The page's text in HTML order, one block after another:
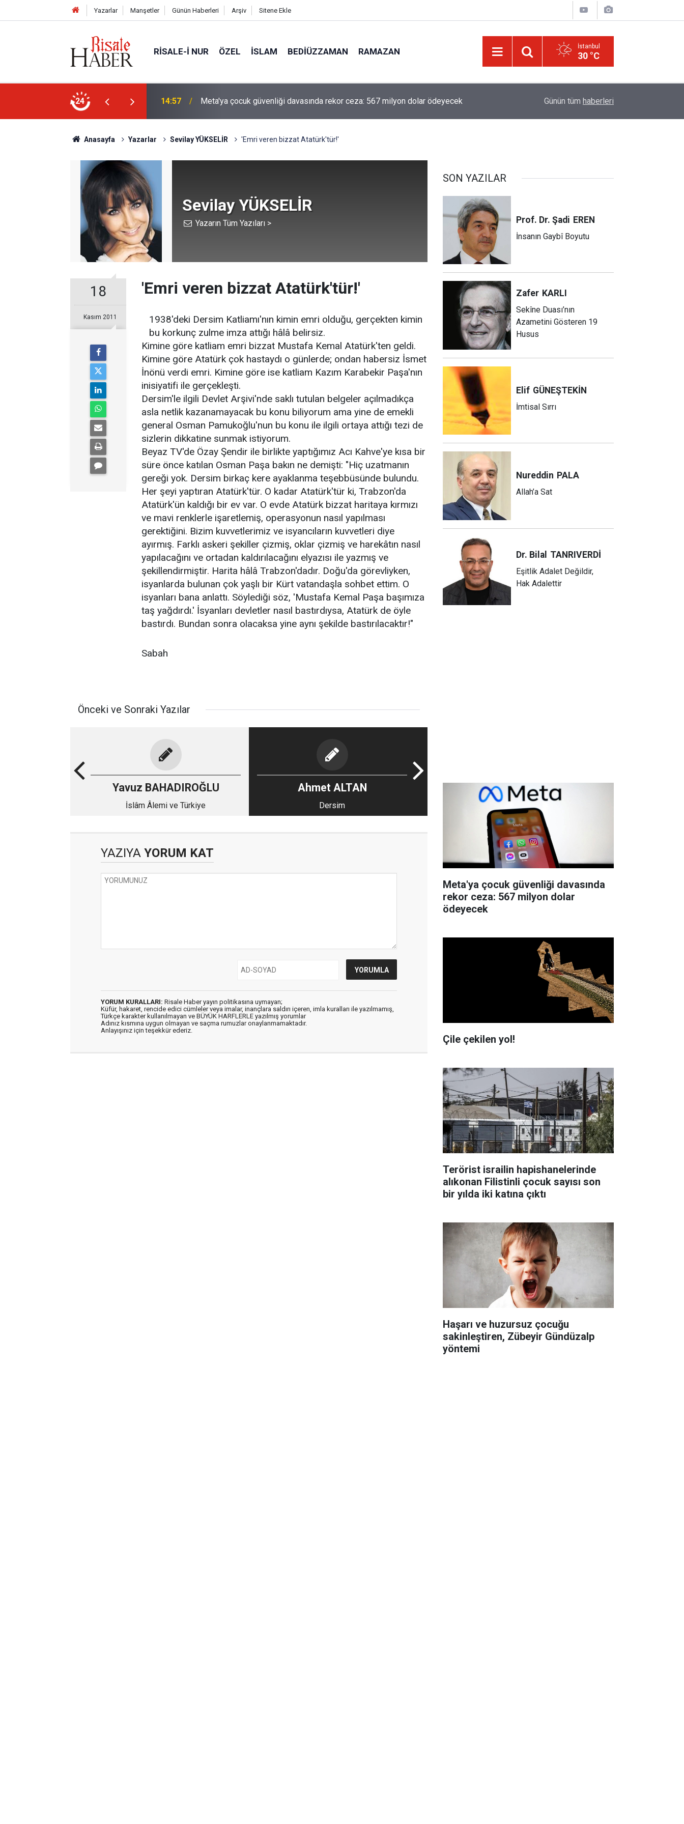
Yazarlar Manşetler Günün Haberleri Arşiv Sitene Ekle
RISALE-I NUR ÖZEL İSLAM BEDIÜZZAMAN RAMAZAN İstanbul
30 °C
24
rekor ceza: 567 milyon dolar ödeyecek 13:40 Çile çekilen yol!
iki katına çıktı
Günün tüm haberleri
Anasayfa Yazarlar Sevilay YÜKSELİR 'Emri veren bizzat Atatürk'tür!'
Sevilay YÜKSELİR
Yazarın Tüm Yazıları >
18
Kasım 2011
'Emri veren bizzat Atatürk'tür!'
1938'deki Dersim Katliamı'nın kimin emri olduğu, gerçekten kimin
bu korkunç zulme imza attığı hâlâ belirsiz.
Kimine göre katliam emri bizzat Mustafa Kemal Atatürk'ten geldi.
Kimine göre Atatürk çok hastaydı o günlerde; ondan habersiz İsmet
İnönü verdi emri. Kimine göre ise katliam Kazım Karabekir Paşa'nın
inisiyatifi ile gerçekleşti.
Dersim'le ilgili Devlet Arşivi'nde saklı tutulan belgeler açılmadıkça
asla netlik kazanamayacak bu konu biliyorum ama yine de emekli
general Osman Pamukoğlu'nun bu konu ile ilgili ortaya attığı tezi de
sizlerin dikkatine sunmak istiyorum.
Beyaz TV'de Özay Şendir ile birlikte yaptığımız Acı Kahve'ye kısa bir
süre önce katılan Osman Paşa bakın ne demişti: "Hiç uzatmanın
gereği yok. Dersim birkaç kere ayaklanma teşebbüsünde bulundu.
Her şeyi yaptıran Atatürk'tür. O kadar Atatürk'tür ki, Trabzon'da
Atatürk'ün kaldığı bir ev var. O evde Atatürk bizzat haritaya kırmızı
ve mavi renklerle işaretlemiş, operasyonun nasıl yapılması
gerektiğini. Bizim kuvvetlerimiz ve isyancıların kuvvetleri diye
ayırmış. Farklı askeri şekiller çizmiş, oklar çizmiş ve harekâtın nasıl
yapılacağını ve ortadan kaldırılacağını elyazısı ile yazmış ve
şekillendirmiştir. Harita hâlâ Trabzon'dadır. Doğu'da görevliyken,
isyanlarda bulunan çok yaşlı bir Kürt vatandaşla sohbet ettim. O
isyanları bana anlattı. Söylediği söz, 'Mustafa Kemal Paşa başımıza
taş yağdırdı.' İsyanları devletler nasıl bastırdıysa, Atatürk de öyle
bastırdı. Bundan sonra olacaksa yine aynı şekilde bastırılacaktır!"
Sabah
Önceki ve Sonraki Yazılar
Yavuz BAHADIROĞLU
İslâm Âlemi ve Türkiye
Ahmet ALTAN
Dersim
YAZIYA YORUM KAT
YORUM KURALLARI: Risale Haber yayın politikasına uymayan;
Küfür, hakaret, rencide edici cümleler veya imalar, inançlara saldırı içeren, imla kuralları ile yazılmamış,
Türkçe karakter kullanılmayan ve BÜYÜK HARFLERLE yazılmış yorumlar
Adınız kısmına uygun olmayan ve saçma rumuzlar onaylanmamaktadır.
Anlayışınız için teşekkür ederiz.
SON YAZILAR
Prof. Dr. Şadi EREN
İnsanın Gaybî Boyutu
Zafer KARLI
Sekîne Duası’nın
Azametini Gösteren 19
Husus
Elif GÜNEŞTEKİN
İmtisal Sırrı
Nureddin PALA
Allah’a Sat
Dr. Bilal TANRIVERDİ
Eşitlik Adalet Değildir,
Hak Adalettir
Meta'ya çocuk güvenliği davasında
rekor ceza: 567 milyon dolar
ödeyecek
Çile çekilen yol!
Terörist israilin hapishanelerinde
alıkonan Filistinli çocuk sayısı son
bir yılda iki katına çıktı
Haşarı ve huzursuz çocuğu
sakinleştiren, Zübeyir Gündüzalp
yöntemi